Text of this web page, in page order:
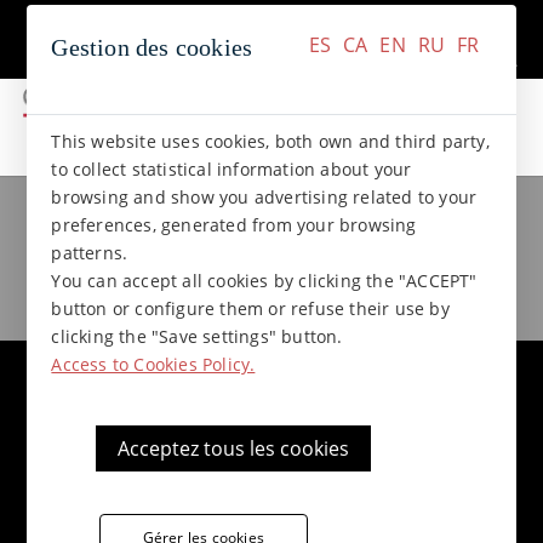
ES CA EN RU FR
Solutions proposées par
ChatGPT
Gestion des cookies ES CA EN RU FR
This website uses cookies, both own and third party,
to collect statistical information about your
browsing and show you advertising related to your
preferences, generated from your browsing
patterns.
You can accept all cookies by clicking the "ACCEPT"
button or configure them or refuse their use by
clicking the "Save settings" button.
Access to Cookies Policy.
Acceptez tous les cookies
Gérer les cookies
Information Terraklinker
Engagement environnemental